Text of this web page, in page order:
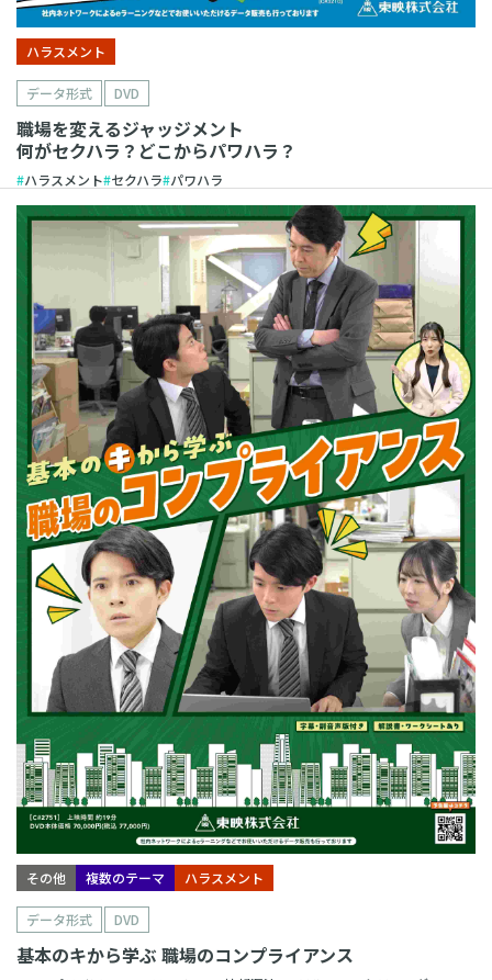
ハラスメント
データ形式 DVD
職場を変えるジャッジメント
何がセクハラ？どこからパワハラ？
ハラスメント セクハラ パワハラ
その他 複数のテーマ ハラスメント
データ形式 DVD
基本のキから学ぶ 職場のコンプライアンス